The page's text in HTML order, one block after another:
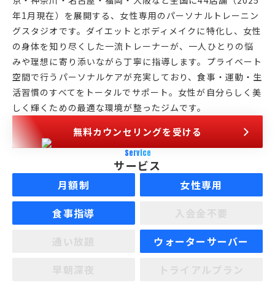
年1月現在）を展開する、女性専用のパーソナルトレーニン
グスタジオです。ダイエットとボディメイクに特化し、女性
の身体を知り尽くした一流トレーナーが、一人ひとりの悩
みや理想に寄り添いながら丁寧に指導します。プライベート
空間で行うパーソナルケアが充実しており、食事・運動・生
活習慣のすべてをトータルでサポート。女性が自分らしく美
しく輝くための最適な環境が整ったジムです。
無料カウンセリングを受ける
Service
サービス
月額制
女性専用
食事指導
ウォーターサーバー